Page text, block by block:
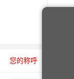
您的称呼